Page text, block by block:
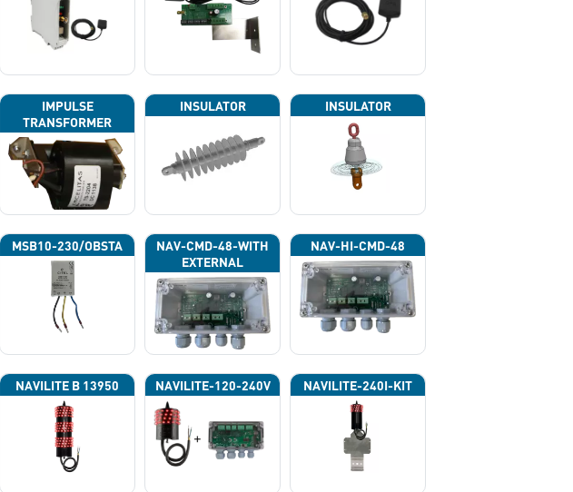
IMPULSE
TRANSFORMER
INSULATOR INSULATOR
MSB10-230/OBSTA
NAV-CMD-48-WITH
EXTERNAL
PHOTOCELL 13133
NAV-HI-CMD-48
NAVILITE B 13950 NAVILITE-120-240V NAVILITE-240I-KIT